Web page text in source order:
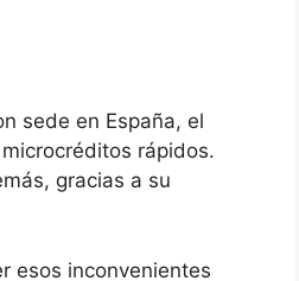
sede en España, el
rápidos.
gracias a su
esos inconvenientes